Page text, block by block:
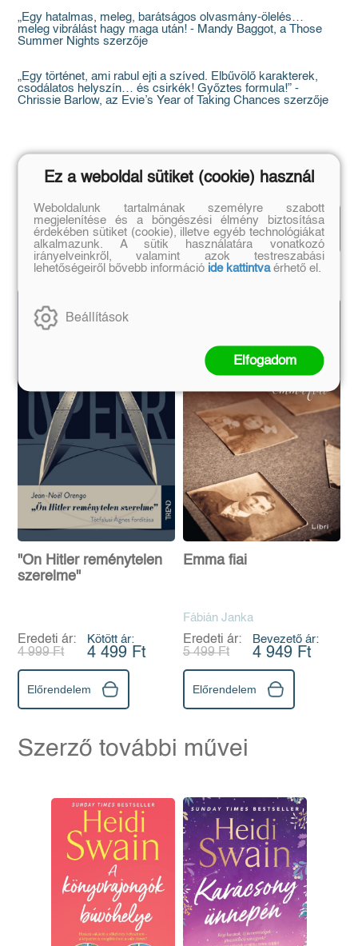
„Egy hatalmas, meleg, barátságos olvasmány-ölelés…
meleg vibrálást hagy maga után! - Mandy Baggot, a Those
Summer Nights szerzője
„Egy történet, ami rabul ejti a szíved. Elbűvölő karakterek,
csodálatos helyszín… és csirkék! Győztes formula!” -
Chrissie Barlow, az Evie’s Year of Taking Chances szerzője
Hasonló
könyvek
Mutasd az
összeset!
"Ön Hitler reménytelen
szerelme"
Eredeti ár:
4 999 Ft
Kötött ár:
4 499 Ft
Előrendelem
Emma fiai
Fábián Janka
Eredeti ár:
5 499 Ft
Bevezető ár:
4 949 Ft
Előrendelem
Szerző további művei
Ez a weboldal sütiket (cookie) használ
Weboldalunk tartalmának személyre szabott
megjelenítése és a böngészési élmény biztosítása
érdekében sütiket (cookie), illetve egyéb technológiákat
alkalmazunk. A sütik használatára vonatkozó
irányelveinkről, valamint azok testreszabási
lehetőségeiről bővebb információ ide kattintvaérhető el.
Beállítások
Elfogadom